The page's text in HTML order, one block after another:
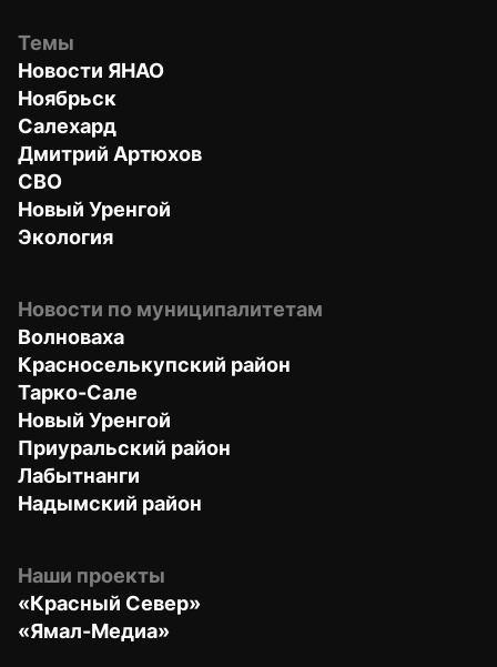
Темы
Новости ЯНАО
Ноябрьск
Салехард
Дмитрий Артюхов
СВО
Новый Уренгой
Экология
Новости по муниципалитетам
Волноваха
Красноселькупский район
Тарко-Сале
Новый Уренгой
Приуральский район
Лабытнанги
Надымский район
Наши проекты
«Красный Север»
«Ямал-Медиа»